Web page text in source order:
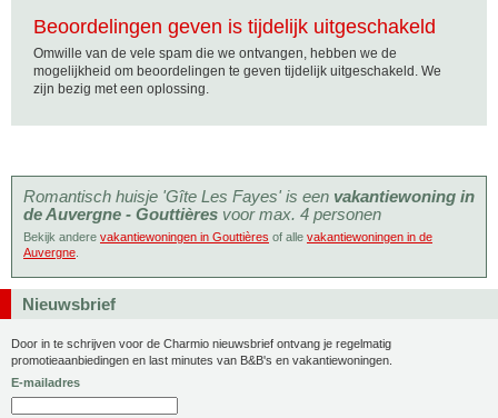
Beoordelingen geven is tijdelijk uitgeschakeld
Omwille van de vele spam die we ontvangen, hebben we de
mogelijkheid om beoordelingen te geven tijdelijk uitgeschakeld. We
zijn bezig met een oplossing.
Romantisch huisje 'Gîte Les Fayes' is een vakantiewoning in
de Auvergne - Gouttières voor max. 4 personen
Bekijk andere vakantiewoningen in Gouttières of alle vakantiewoningen in de
Auvergne
Nieuwsbrief
Door in te schrijven voor de Charmio nieuwsbrief ontvang je regelmatig
promotieaanbiedingen en last minutes van B&B's en vakantiewoningen.
E-mailadres